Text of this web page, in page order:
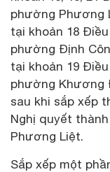
phường Phương
tại khoản 18
phường Định
tại khoản 19
phường Khương
sau khi sắp xếp
Nghị quyết
Phương Liệt.
Sắp xếp một